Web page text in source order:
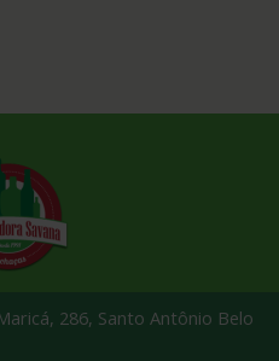
286, Santo Antônio Belo